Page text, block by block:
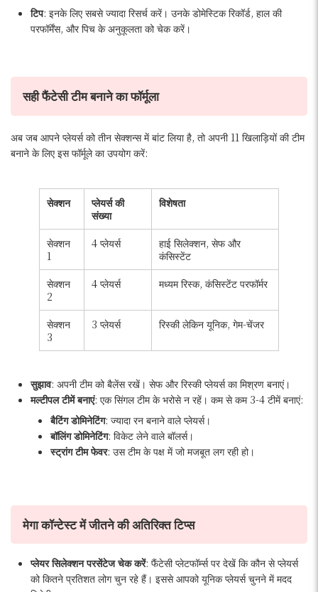
टिप: इनके लिए सबसे ज्यादा रिसर्च करें। उनके डोमेस्टिक रिकॉर्ड, हाल की
परफॉर्मेंस, और पिच के अनुकूलता को चेक करें।
सही फैंटेसी टीम बनाने का फॉर्मूला
अब जब आपने प्लेयर्स को तीन सेक्शन्स में बांट लिया है, तो अपनी 11 खिलाड़ियों की टीम
बनाने के लिए इस फॉर्मूले का उपयोग करें:
सेक्शन
प्लेयर्स की
संख्या
विशेषता
सेक्शन
1
4 प्लेयर्स
हाई सिलेक्शन, सेफ और
कंसिस्टेंट
सेक्शन
2
4 प्लेयर्स मध्यम रिस्क, कंसिस्टेंट परफॉर्मर
सेक्शन
3
3 प्लेयर्स रिस्की लेकिन यूनिक, गेम-चेंजर
सुझाव: अपनी टीम को बैलेंस रखें। सेफ और रिस्की प्लेयर्स का मिश्रण बनाएं।
मल्टीपल टीमें बनाएं: एक सिंगल टीम के भरोसे न रहें। कम से कम 3-4 टीमें बनाएं:
बैटिंग डोमिनेटिंग: ज्यादा रन बनाने वाले प्लेयर्स।
बॉलिंग डोमिनेटिंग: विकेट लेने वाले बॉलर्स।
स्ट्रांग टीम फेवर: उस टीम के पक्ष में जो मजबूत लग रही हो।
मेगा कॉन्टेस्ट में जीतने की अतिरिक्त टिप्स
प्लेयर सिलेक्शन परसेंटेज चेक करें: फैंटेसी प्लेटफॉर्म्स पर देखें कि कौन से प्लेयर्स
को कितने प्रतिशत लोग चुन रहे हैं। इससे आपको यूनिक प्लेयर्स चुनने में मदद